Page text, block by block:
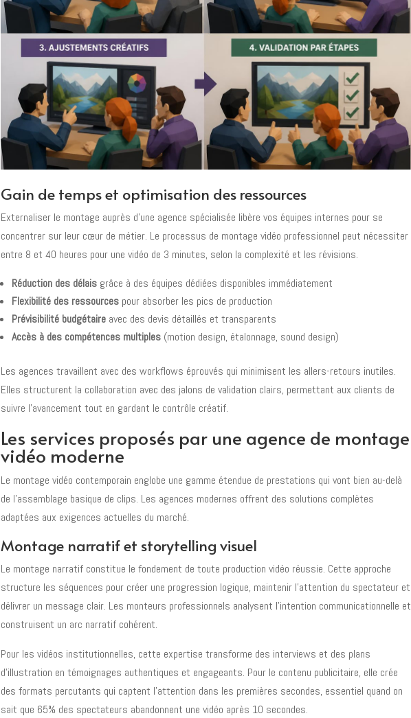
Gain de temps et optimisation des ressources
Externaliser le montage auprès d'une agence spécialisée libère vos équipes internes pour se
concentrer sur leur cœur de métier. Le processus de montage vidéo professionnel peut nécessiter
entre 8 et 40 heures pour une vidéo de 3 minutes, selon la complexité et les révisions.
Réduction des délais grâce à des équipes dédiées disponibles immédiatement
Flexibilité des ressources pour absorber les pics de production
Prévisibilité budgétaire avec des devis détaillés et transparents
Accès à des compétences multiples (motion design, étalonnage, sound design)
Les agences travaillent avec des workflows éprouvés qui minimisent les allers-retours inutiles.
Elles structurent la collaboration avec des jalons de validation clairs, permettant aux clients de
suivre l'avancement tout en gardant le contrôle créatif.
Les services proposés par une agence de montage
vidéo moderne
Le montage vidéo contemporain englobe une gamme étendue de prestations qui vont bien au-delà
de l'assemblage basique de clips. Les agences modernes offrent des solutions complètes
adaptées aux exigences actuelles du marché.
Montage narratif et storytelling visuel
Le montage narratif constitue le fondement de toute production vidéo réussie. Cette approche
structure les séquences pour créer une progression logique, maintenir l'attention du spectateur et
délivrer un message clair. Les monteurs professionnels analysent l'intention communicationnelle et
construisent un arc narratif cohérent.
Pour les vidéos institutionnelles, cette expertise transforme des interviews et des plans
d'illustration en témoignages authentiques et engageants. Pour le contenu publicitaire, elle crée
des formats percutants qui captent l'attention dans les premières secondes, essentiel quand on
sait que 65% des spectateurs abandonnent une vidéo après 10 secondes.